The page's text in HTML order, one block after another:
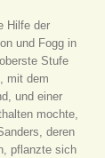
Hilfe der
und Fogg in
Stufe
mit dem
und einer
mochte,
deren
pflanzte sich